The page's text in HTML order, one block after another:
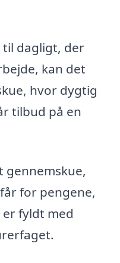
dagligt, der
kan det
hvor dygtig
tilbud på en
gennemskue,
for pengene,
fyldt med